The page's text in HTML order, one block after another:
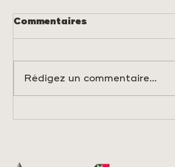
Commentaires
Rédigez un commentaire...